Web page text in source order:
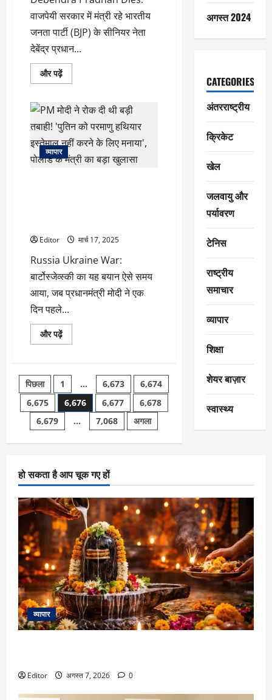
वाजपेयी सरकार में मंत्री रहे भारतीय
जनता पार्टी (BJP) के सीनियर नेता
देबेंद्र प्रधान...
और पढ़ेंDebendra
Pradhan
प्रधान
के
पिता
और
पूर्व
केंद्रीय
मंत्री
देबेंद्र
श्रद्धांजलि
के
में
पढ़ें
व्यापार
Editor मार्च 17, 2025
Russia Ukraine War:
बार्टोस्जेव्स्की का यह बयान ऐसे समय
आया, जब प्रधानमंत्री मोदी ने एक
दिन पहले...
और पढ़ेंPM
मोदी
थी
बड़ी
तबाही!
‘पुतिन
को
हथियार
नहीं
लिए
मनाया’,
पोलौंड
के
मंत्री
का
बड़ा
खुलासा
के
बारे
में
और
पढ़ें
Posts
pagination
पिछला 1 … 6,673
6,674
6,675
6,676 6,677
6,678
6,679
… 7,068 अगला
अगस्त 2024
CATEGORIES
अंतरराष्ट्रीय
क्रिकेट
खेल
जलवायु और
पर्यावरण
टेनिस
राष्ट्रीय
समाचार
व्यापार
शिक्षा
शेयर बाज़ार
स्वास्थ्य
हो सकता है आप चूक गए हों
व्यापार
Editor अगस्त 7, 2026 0